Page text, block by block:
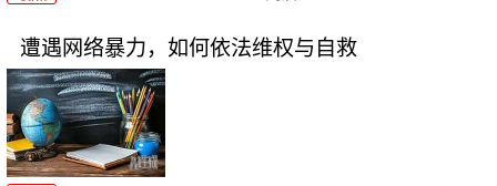
遭遇网络暴力，如何依法维权与自救